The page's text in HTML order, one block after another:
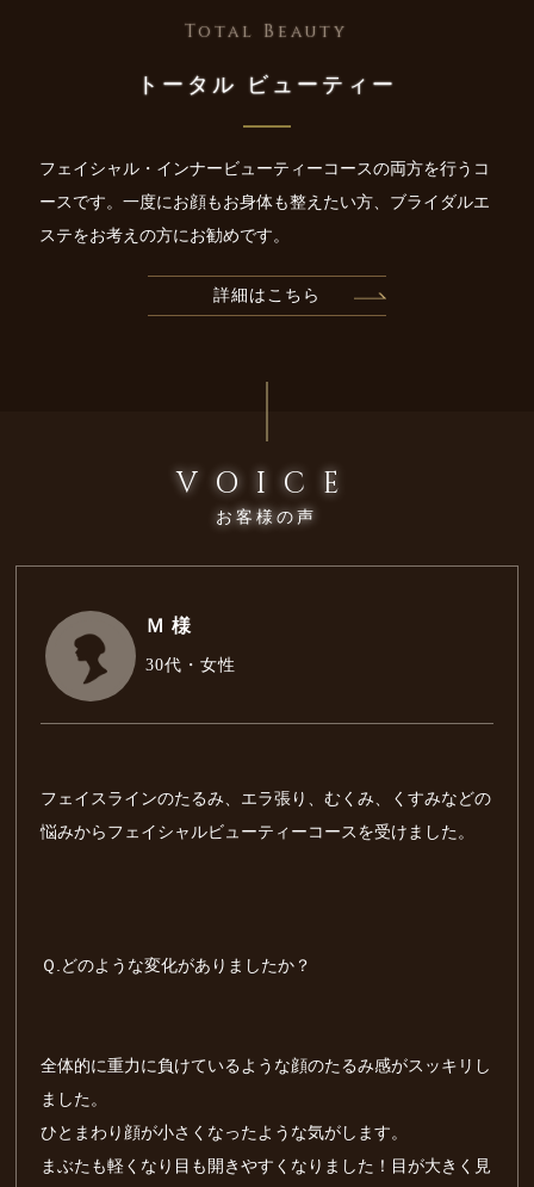
Total Beauty
トータル ビューティー
フェイシャル・インナービューティーコースの両方を行うコ
ースです。一度にお顔もお身体も整えたい方、ブライダルエ
ステをお考えの方にお勧めです。
詳細はこちら
VOICE
お客様の声
Ｍ 様
30代・女性
フェイスラインのたるみ、エラ張り、むくみ、くすみなどの
悩みからフェイシャルビューティーコースを受けました。
Ｑ.どのような変化がありましたか？
全体的に重力に負けているような顔のたるみ感がスッキリし
ました。
ひとまわり顔が小さくなったような気がします。
まぶたも軽くなり目も開きやすくなりました！目が大きく見